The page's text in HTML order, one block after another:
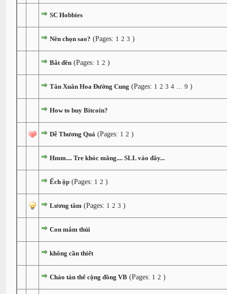
SC Hobbies
Nên chọn sao? (Pages: 1 2 3 )
Bắt đền (Pages: 1 2 )
Tân Xuân Hoa Đường Cung (Pages: 1 2 3 4 ...9 )
How to buy Bitcoin?
Dễ Thương Quá (Pages: 1 2 )
Hmm.... Tre khóc măng.... SLL vào đây...
Ếch ộp (Pages: 1 2 )
Lương tâm (Pages: 1 2 3 )
Con mắm thúi
không cần thiết
Chào tàn thể cộng đồng VB (Pages: 1 2 )